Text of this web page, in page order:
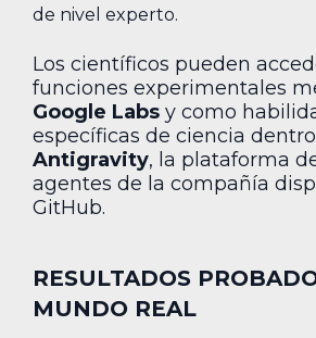
de nivel experto.
Los científicos pueden
funciones experimentales
Google Labs y como
específicas de ciencia
Antigravity, la plataforma
agentes de la compañía
GitHub.
RESULTADOS
MUNDO REAL